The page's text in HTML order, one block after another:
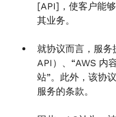
[API]，使客户能
其业务。
就协议而言，服务
API）、“AWS 内
站”。此外，该协
服务的条款。